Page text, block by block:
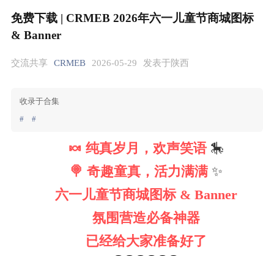
免费下载 | CRMEB 2026年六一儿童节商城图标
& Banner
交流共享 CRMEB 2026-05-29 发表于陕西
收录于合集
#
#
🍬 纯真岁月，欢声笑语 🎠
🍭 奇趣童真，活力满满 ✨
六一儿童节商城图标 & Banner
氛围营造必备神器
已经给大家准备好了